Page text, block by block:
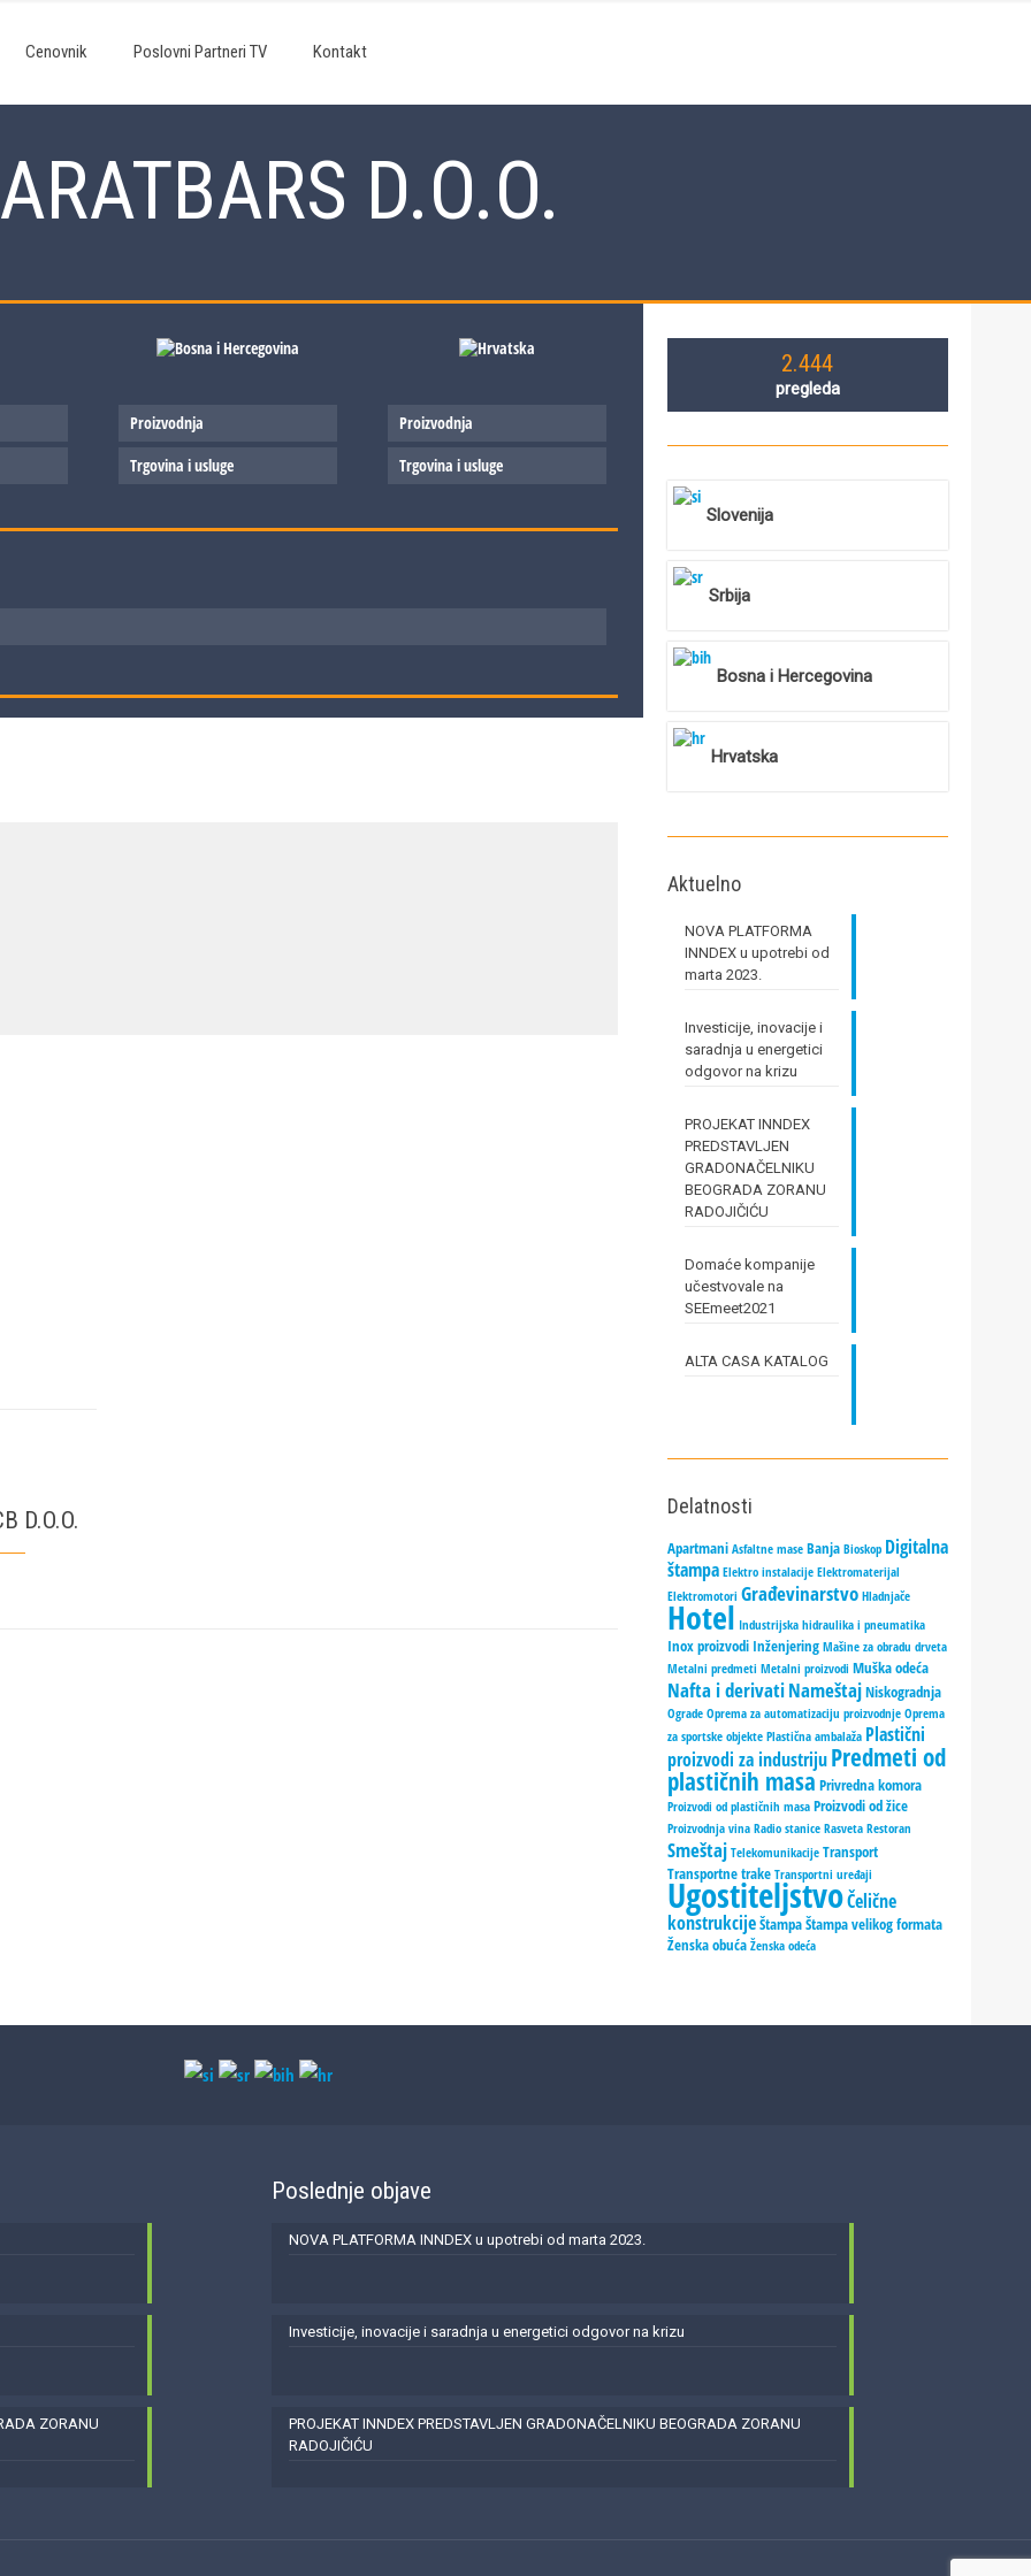
Cenovnik Poslovni Partneri TV Kontakt
D.O.O.
Proizvodnja
Trgovina i usluge
Proizvodnja
Trgovina i usluge
D.O.O.
2.444
pregleda
Slovenija
Srbija
Bosna i Hercegovina
Hrvatska
Aktuelno
NOVA PLATFORMA
INNDEX u upotrebi od
marta 2023.
Investicije, inovacije i
saradnja u energetici
odgovor na krizu
PROJEKAT INNDEX
PREDSTAVLJEN
GRADONAČELNIKU
BEOGRADA ZORANU
RADOJIČIĆU
Domaće kompanije
učestvovale na
SEEmeet2021
ALTA CASA KATALOG
Delatnosti
Apartmani Asfaltne mase Banja Bioskop Digitalna
štampa Elektro instalacije Elektromaterijal
Elektromotori Građevinarstvo Hladnjače
Hotel Industrijska hidraulika i pneumatika
Inox proizvodi Inženjering Mašine za obradu drveta
Metalni predmeti Metalni proizvodi Muška odeća
Nafta i derivatiNameštajNiskogradnja
Ograde Oprema za automatizaciju proizvodnje Oprema
za sportske objekte Plastična ambalaža Plastični
proizvodi za industrijuPredmeti od
plastičnih masaPrivredna komora
Proizvodi od plastičnih masa Proizvodi od žice
Proizvodnja vina Radio stanice Rasveta Restoran
Smeštaj Telekomunikacije Transport
Transportne trake Transportni uređaji
UgostiteljstvoČelične
konstrukcijeŠtampaŠtampa velikog formata
Ženska obuća Ženska odeća
ZORANU
Poslednje objave
NOVA PLATFORMA INNDEX u upotrebi od marta 2023.
Investicije, inovacije i saradnja u energetici odgovor na krizu
PROJEKAT INNDEX PREDSTAVLJEN GRADONAČELNIKU BEOGRADA ZORANU
RADOJIČIĆU